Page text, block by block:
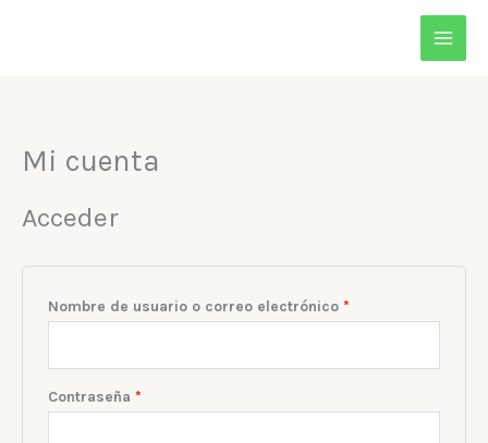
Mi cuenta
Acceder
Nombre de usuario o correo electrónico *
Contraseña *
Obligatorio